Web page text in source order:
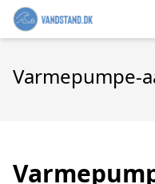
Varmepumpe-